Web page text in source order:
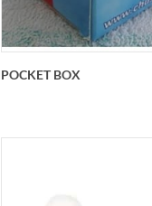
POCKET BOX